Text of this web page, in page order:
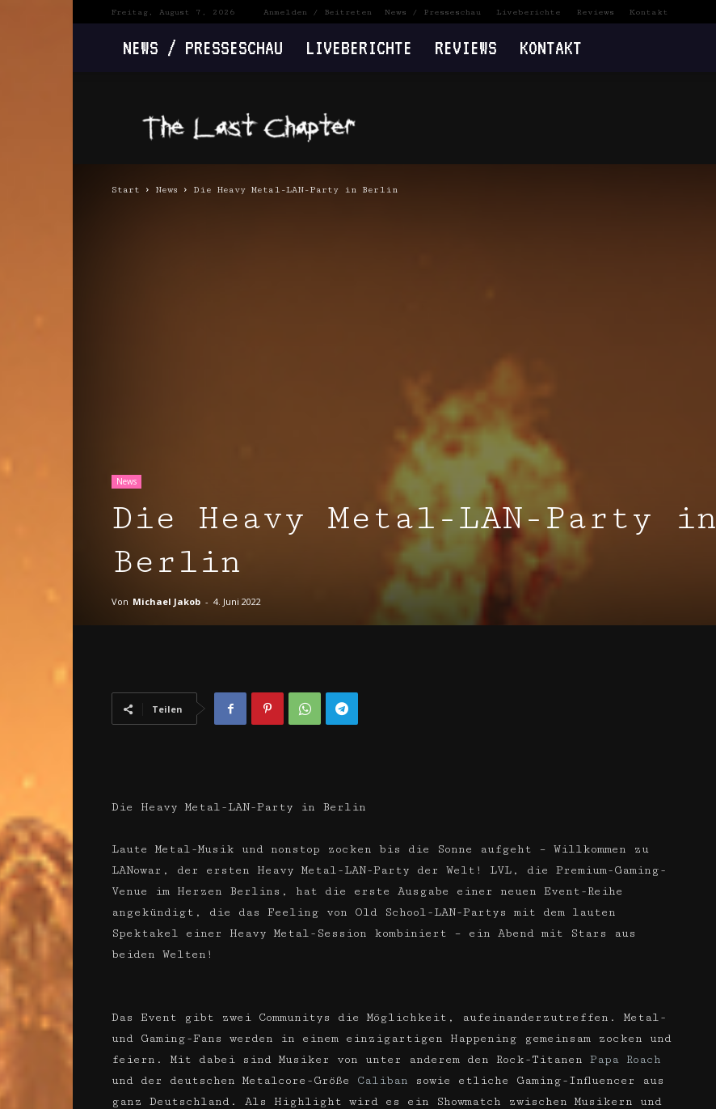
Freitag, August 7, 2026 Anmelden / Beitreten News / Presseschau Liveberichte Reviews Kontakt
NEWS / PRESSESCHAU LIVEBERICHTE REVIEWS KONTAKT
Last
Chapter
Start News Die Heavy Metal-LAN-Party in Berlin
News
Die Heavy Metal-LAN-Party in
Berlin
Von Michael Jakob - 4. Juni 2022
Teilen
Die Heavy Metal-LAN-Party in Berlin
Laute Metal-Musik und nonstop zocken bis die Sonne aufgeht – Willkommen zu
LANowar, der ersten Heavy Metal-LAN-Party der Welt! LVL, die Premium-Gaming-
Venue im Herzen Berlins, hat die erste Ausgabe einer neuen Event-Reihe
angekündigt, die das Feeling von Old School-LAN-Partys mit dem lauten
Spektakel einer Heavy Metal-Session kombiniert – ein Abend mit Stars aus
beiden Welten!
Das Event gibt zwei Communitys die Möglichkeit, aufeinanderzutreffen. Metal-
und Gaming-Fans werden in einem einzigartigen Happening gemeinsam zocken und
feiern. Mit dabei sind Musiker von unter anderem den Rock-Titanen Papa Roach
und der deutschen Metalcore-Größe Caliban sowie etliche Gaming-Influencer aus
ganz Deutschland. Als Highlight wird es ein Showmatch zwischen Musikern und